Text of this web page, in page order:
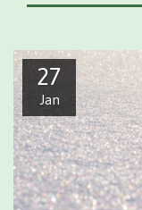
27
Jan